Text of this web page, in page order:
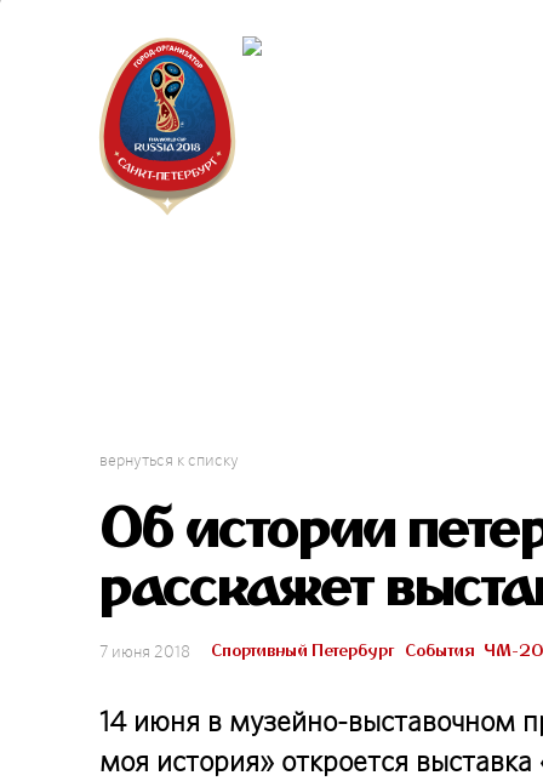
вернуться к списку
Об истории
расскажет
7 июня 2018 Спортивный Петербург События ЧМ-
14 июня в музейно-выставочном
моя история» откроется